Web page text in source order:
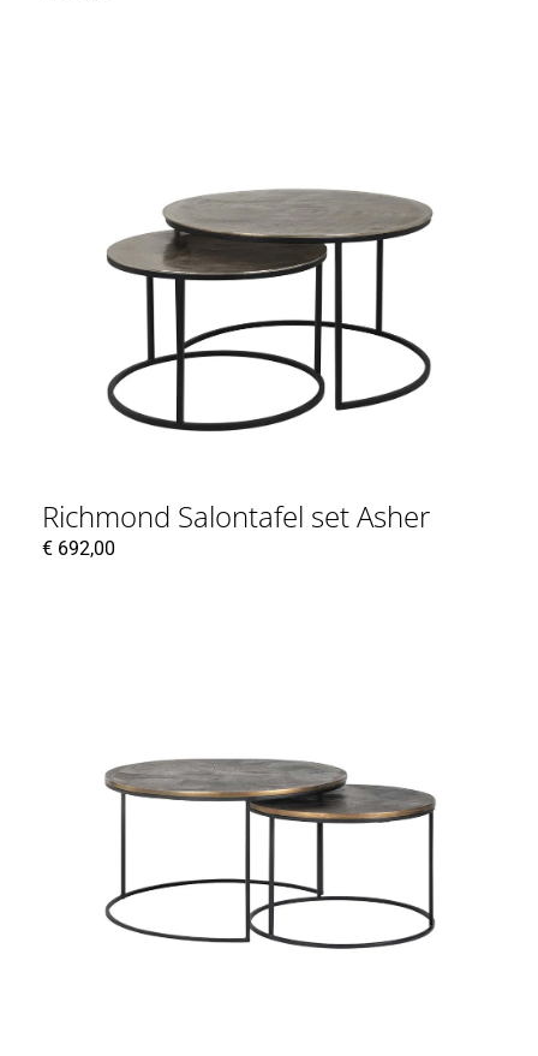
Richmond Salontafel set Asher
€ 692,00